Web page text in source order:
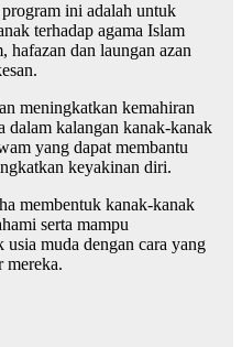
ini adalah untuk
terhadap agama Islam
hafazan dan laungan azan
meningkatkan kemahiran
dalam kalangan kanak-kanak
yang dapat membantu
keyakinan diri.
membentuk kanak-kanak
serta mampu
muda dengan cara yang
mereka.